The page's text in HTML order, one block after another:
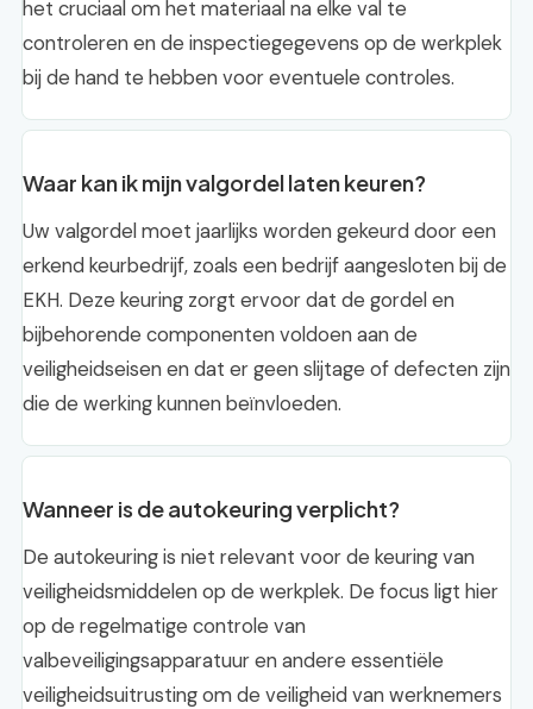
het cruciaal om het materiaal na elke val te
controleren en de inspectiegegevens op de werkplek
bij de hand te hebben voor eventuele controles.
Waar kan ik mijn valgordel laten keuren?
Uw valgordel moet jaarlijks worden gekeurd door een
erkend keurbedrijf, zoals een bedrijf aangesloten bij de
EKH. Deze keuring zorgt ervoor dat de gordel en
bijbehorende componenten voldoen aan de
veiligheidseisen en dat er geen slijtage of defecten zijn
die de werking kunnen beïnvloeden.
Wanneer is de autokeuring verplicht?
De autokeuring is niet relevant voor de keuring van
veiligheidsmiddelen op de werkplek. De focus ligt hier
op de regelmatige controle van
valbeveiligingsapparatuur en andere essentiële
veiligheidsuitrusting om de veiligheid van werknemers